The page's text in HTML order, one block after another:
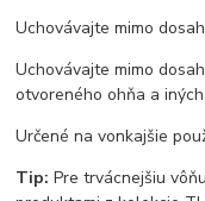
Uchovávajte mimo
Uchovávajte mimo
otvoreného ohňa a
Určené na vonkajšie
Tip:Pre trvácnejšiu